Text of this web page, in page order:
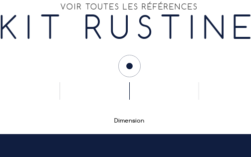
VOIR TOUTES LES RÉFÉRENCES
KIT RUSTINE
Dimension